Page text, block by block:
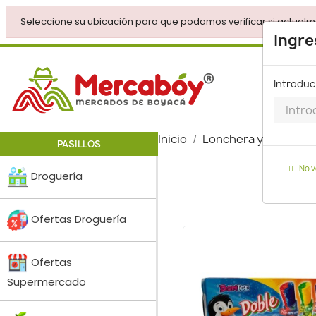
Seleccione su ubicación para que podamos verificar si
No
PASILLOS
Droguería
Ofertas Droguería
Ofertas
Supermercado
Inicio Lonchera y Snacks